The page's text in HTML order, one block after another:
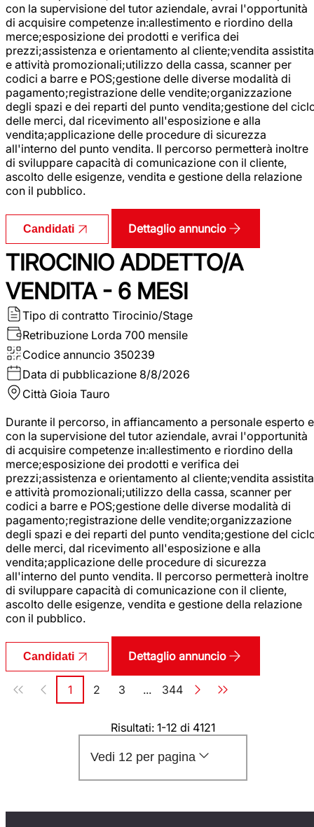
con la supervisione del tutor aziendale, avrai l'opportunità
di acquisire competenze in:allestimento e riordino della
merce;esposizione dei prodotti e verifica dei
prezzi;assistenza e orientamento al cliente;vendita assistita
e attività promozionali;utilizzo della cassa, scanner per
codici a barre e POS;gestione delle diverse modalità di
pagamento;registrazione delle vendite;organizzazione
degli spazi e dei reparti del punto vendita;gestione del
delle merci, dal ricevimento all'esposizione e alla
vendita;applicazione delle procedure di sicurezza
all'interno del punto vendita. Il percorso permetterà inoltre
di sviluppare capacità di comunicazione con il cliente,
ascolto delle esigenze, vendita e gestione della relazione
con il pubblico.
Candidati Dettaglio annuncio
TIROCINIO ADDETTO/A
VENDITA - 6 MESI
Tipo di contratto Tirocinio/Stage
Retribuzione Lorda 700 mensile
Codice annuncio 350239
Data di pubblicazione 8/8/2026
Città Gioia Tauro
Durante il percorso, in affiancamento a personale esperto e
con la supervisione del tutor aziendale, avrai l'opportunità
di acquisire competenze in:allestimento e riordino della
merce;esposizione dei prodotti e verifica dei
prezzi;assistenza e orientamento al cliente;vendita assistita
e attività promozionali;utilizzo della cassa, scanner per
codici a barre e POS;gestione delle diverse modalità di
pagamento;registrazione delle vendite;organizzazione
degli spazi e dei reparti del punto vendita;gestione del
delle merci, dal ricevimento all'esposizione e alla
vendita;applicazione delle procedure di sicurezza
all'interno del punto vendita. Il percorso permetterà inoltre
di sviluppare capacità di comunicazione con il cliente,
ascolto delle esigenze, vendita e gestione della relazione
con il pubblico.
Candidati Dettaglio annuncio
Paginazione
Pagina
1 Pagina
2 Pagina
3 ... Pagina
344
Risultati: 1-12 di 4121
Vedi 12 per pagina